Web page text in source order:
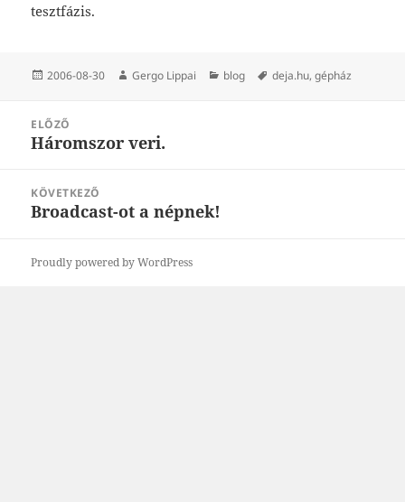
tesztfázis.
Közzétéve
2006-08-30 Szerző
Gergo Lippai Kategória
blog Címke
deja.hu,gépház
navigáció
ELŐZŐ
Korábbi
Háromszor veri.
KÖVETKEZŐ
Következő
Broadcast-ot a népnek!
Proudly powered by WordPress